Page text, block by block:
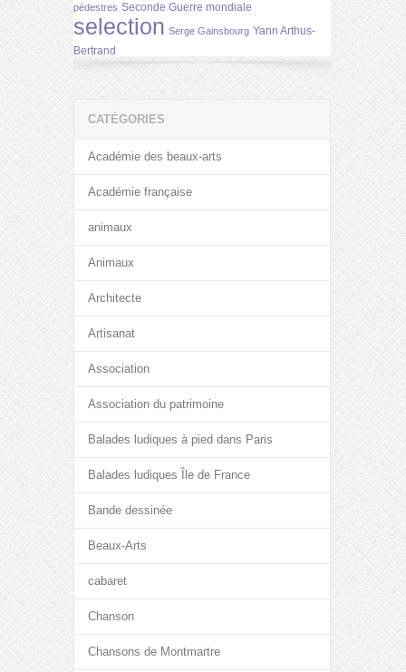
pédestres Seconde Guerre mondiale
selection Serge Gainsbourg Yann Arthus-
Bertrand
CATÉGORIES
Académie des beaux-arts
Académie française
animaux
Animaux
Architecte
Artisanat
Association
Association du patrimoine
Balades ludiques à pied dans Paris
Balades ludiques Île de France
Bande dessinée
Beaux-Arts
cabaret
Chanson
Chansons de Montmartre